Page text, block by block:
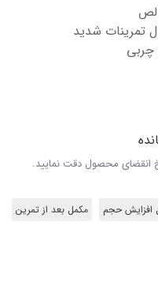
تمرینات شدید
انقضای محصول دقت نمایید.
افزایش حجم مکمل بعد از تمرین